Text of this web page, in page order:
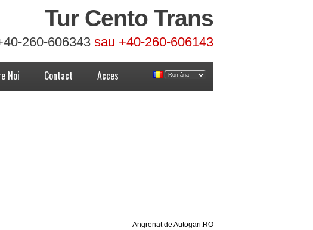
Tur Cento Trans
260-606343 sau +40-260-606143
Noi Contact Acces
Angrenat de Autogari.RO